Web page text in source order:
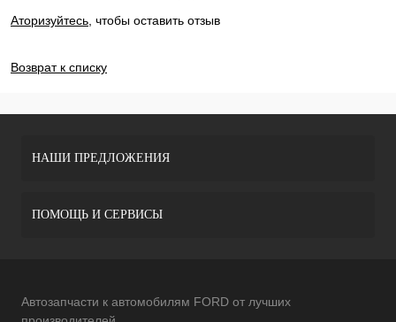
Аторизуйтесь , чтобы оставить отзыв
Возврат к списку
НАШИ ПРЕДЛОЖЕНИЯ
ПОМОЩЬ И СЕРВИСЫ
Автозапчасти к автомобилям FORD от лучших